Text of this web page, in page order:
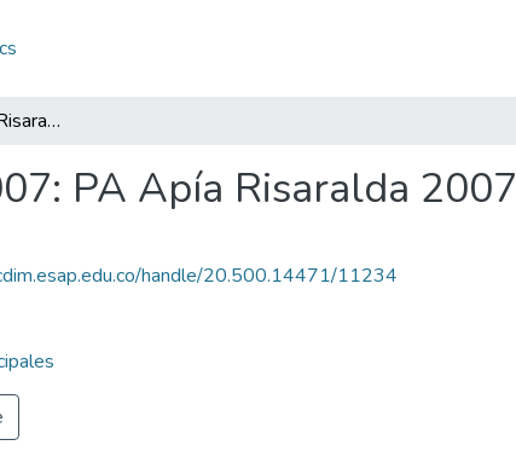
Plan de Acción Apía Risaralda 2007: PA Apía Risaralda 2007
PA Apía Risaralda 2007
handle/20.500.14471/11234